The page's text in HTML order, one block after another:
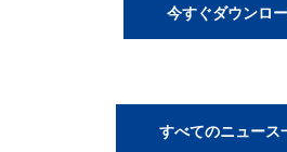
今すぐダウンロ
すべてのニュース